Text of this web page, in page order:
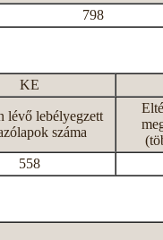
798
KE
lévő lebélyegzett
száma
558